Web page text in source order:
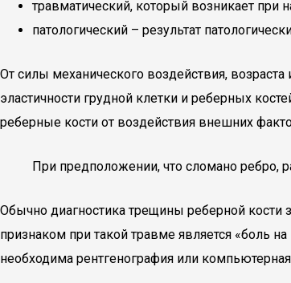
травматический, который возникает при
патологический – результат
От силы механического воздействия,
эластичности грудной клетки и реберных
реберные кости от воздействия внешних
При предположении, что сломано ребро,
Обычно диагностика трещины реберной кости
признаком при такой травме является «боль
необходима рентгенография или